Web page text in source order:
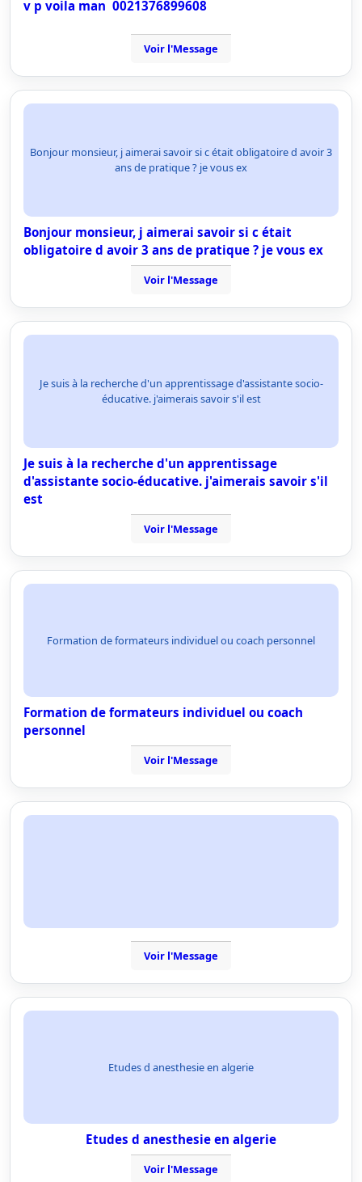
v p voila man 0021376899608
Voir l'Message
Bonjour monsieur, j aimerai savoir si c était obligatoire d avoir 3
ans de pratique ? je vous ex
Bonjour monsieur, j aimerai savoir si c était
obligatoire d avoir 3 ans de pratique ? je vous ex
Voir l'Message
Je suis à la recherche d'un apprentissage d'assistante socio-
éducative. j'aimerais savoir s'il est
Je suis à la recherche d'un apprentissage
d'assistante socio-éducative. j'aimerais savoir s'il
est
Voir l'Message
Formation de formateurs individuel ou coach personnel
Formation de formateurs individuel ou coach
personnel
Voir l'Message
Voir l'Message
Etudes d anesthesie en algerie
Etudes d anesthesie en algerie
Voir l'Message